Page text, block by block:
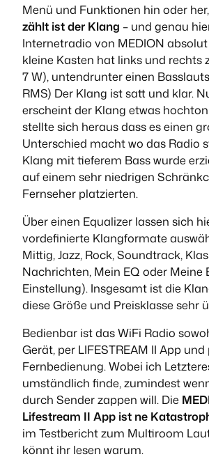
Menü und Funktionen hin oder her,
zählt ist der Klang – und genau
Internetradio von MEDION
kleine Kasten hat links und rechts
7 W), untendrunter einen
RMS) Der Klang ist satt und klar.
erscheint der Klang etwas
stellte sich heraus dass es einen
Unterschied macht wo das Radio
Klang mit tieferem Bass wurde
auf einem sehr niedrigen
Fernseher platzierten.
Über einen Equalizer lassen sich
vordefinierte Klangformate
Mittig, Jazz, Rock, Soundtrack,
Nachrichten, Mein EQ oder Meine
Einstellung). Insgesamt ist die
diese Größe und Preisklasse sehr
Bedienbar ist das WiFi Radio
Gerät, per LIFESTREAM II App und
Fernbedienung. Wobei ich
umständlich finde, zumindest
durch Sender zappen will. Die
Lifestream II App ist ne
im Testbericht zum Multiroom
könnt ihr lesen warum.